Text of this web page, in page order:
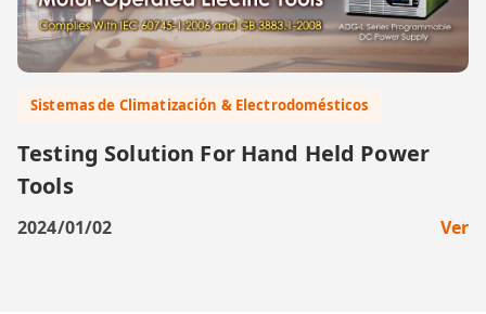
Sistemas de Climatización & Electrodomésticos
Testing Solution For Hand Held Power
Tools
2024/01/02 Ver